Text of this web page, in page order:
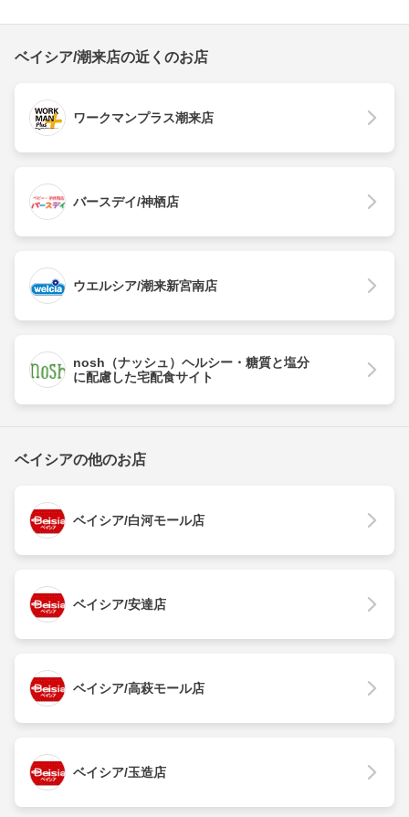
ベイシア/潮来店の近くのお店
ワークマンプラス潮来店
バースデイ/神栖店
ウエルシア/潮来新宮南店
nosh（ナッシュ）ヘルシー・糖質と塩分
に配慮した宅配食サイト
ベイシアの他のお店
ベイシア/白河モール店
ベイシア/安達店
ベイシア/高萩モール店
ベイシア/玉造店